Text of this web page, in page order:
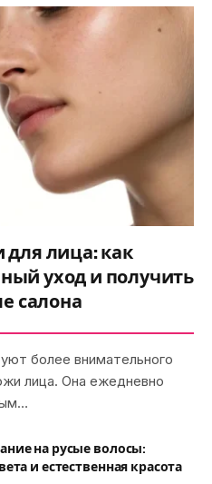
лица: как
уход и получить
салона
более внимательного
лица. Она ежедневно
на русые волосы:
и естественная красота